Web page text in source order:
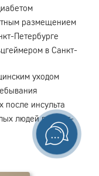
размещением
Петербурге
в Санкт-
уходом
после инсульта
людей в Санкт-